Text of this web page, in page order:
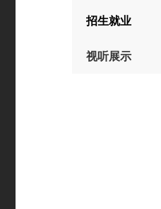
招生就业
视听展示